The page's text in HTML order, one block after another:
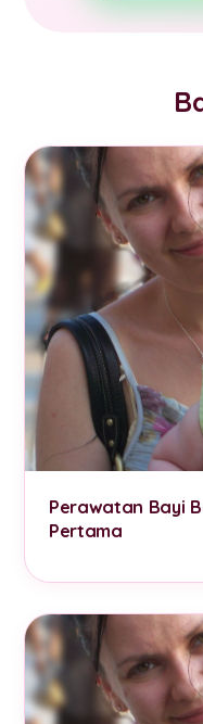
Perawatan Bayi
Pertama